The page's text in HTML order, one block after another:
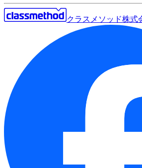
クラスメソッド株式